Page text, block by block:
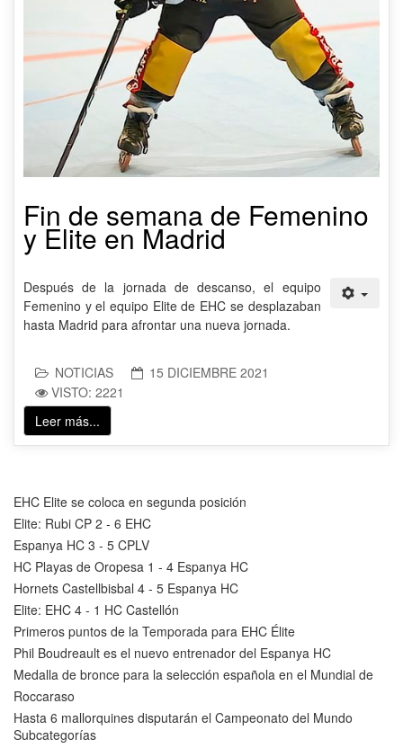
Fin de semana de Femenino
y Elite en Madrid
Después de la jornada de descanso, el equipo
Femenino y el equipo Elite de EHC se desplazaban
hasta Madrid para afrontar una nueva jornada.
NOTICIAS
15 DICIEMBRE 2021
VISTO: 2221
Leer más...
EHC Elite se coloca en segunda posición
Elite: Rubi CP 2 - 6 EHC
Espanya HC 3 - 5 CPLV
HC Playas de Oropesa 1 - 4 Espanya HC
Hornets Castellbisbal 4 - 5 Espanya HC
Elite: EHC 4 - 1 HC Castellón
Primeros puntos de la Temporada para EHC Élite
Phil Boudreault es el nuevo entrenador del Espanya HC
Medalla de bronce para la selección española en el Mundial de
Roccaraso
Hasta 6 mallorquines disputarán el Campeonato del Mundo
Subcategorías